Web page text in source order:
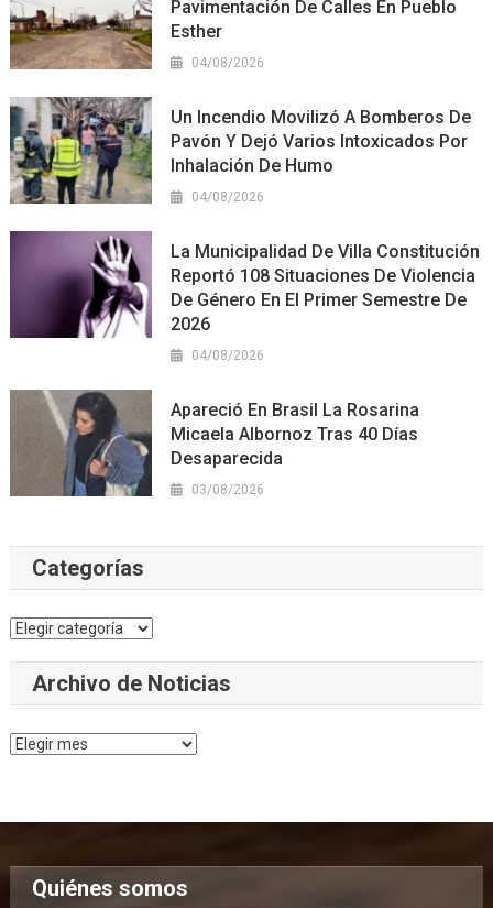
Pavimentación De Calles En Pueblo
Esther
04/08/2026
Un Incendio Movilizó A Bomberos De
Pavón Y Dejó Varios Intoxicados Por
Inhalación De Humo
04/08/2026
La Municipalidad De Villa Constitución
Reportó 108 Situaciones De Violencia
De Género En El Primer Semestre De
2026
04/08/2026
Apareció En Brasil La Rosarina
Micaela Albornoz Tras 40 Días
Desaparecida
03/08/2026
Categorías
Categorías
Archivo de Noticias
Archivo
Quiénes somos